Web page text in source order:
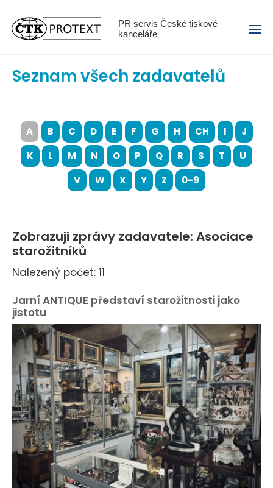
PR servis České tiskové
kanceláře
Menu
Seznam všech zadavatelů
A B C D E F G H CH I
J
K
L M N O P Q R S T
U
V
W X Y Z 0-9
Zobrazuji zprávy zadavatele: Asociace
starožitníků
Nalezený počet: 11
Jarní ANTIQUE představí starožitnosti jako
jistotu